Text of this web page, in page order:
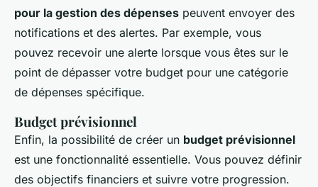
pour la gestion des dépenses peuvent envoyer des
notifications et des alertes. Par exemple, vous
pouvez recevoir une alerte lorsque vous êtes sur le
point de dépasser votre budget pour une catégorie
de dépenses spécifique.
Budget prévisionnel
Enfin, la possibilité de créer un budget prévisionnel
est une fonctionnalité essentielle. Vous pouvez définir
des objectifs financiers et suivre votre progression.